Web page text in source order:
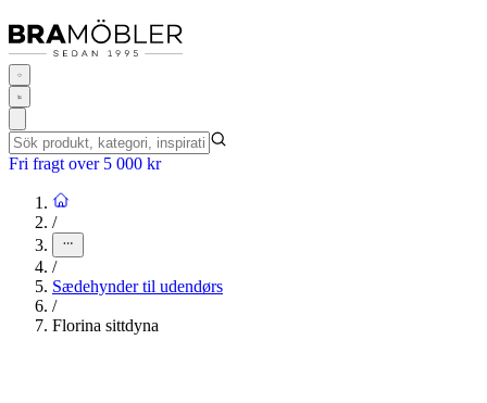
Fri fragt over 5 000 kr
/
/
Sædehynder til udendørs
/
Florina sittdyna